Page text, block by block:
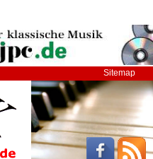
Sitemap